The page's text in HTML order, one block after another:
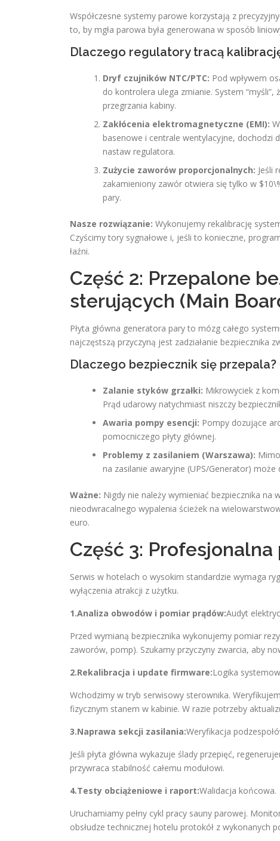
Współczesne systemy parowe korzystają z
to, by mgła parowa była generowana w sposób
Dlaczego regulatory tracą
Dryf czujników NTC/PTC: Pod wpływem
do kontrolera ulega zmianie. System
przegrzania kabiny.
Zakłócenia elektromagnetyczne (EMI):
basenowe i centrale wentylacyjne, dochodzi
nastaw regulatora.
Zużycie zaworów proporcjonalnych: Jeśli
zakamieniony zawór otwiera się tylko w
pary.
Nasze rozwiązanie: Wykonujemy rekalibrację
Czyścimy tory sygnałowe i, jeśli to konieczne,
łaźni.
Część 2: Przepalone
sterujących (Main
Płyta główna generatora pary to mózg całego
najczęstszą przyczyną jest zadziałanie bezpiecznika
Dlaczego bezpiecznik się przepala?
Zalanie styków grzałki: Mikrowyciek z
Prąd udarowy natychmiast niszczy
Awaria pompy esencji: Pompy dozujące
pomocniczego płyty głównej.
Problemy z zasilaniem (Warszawa):
na zasilanie awaryjne (UPS/Generator)
Ważne: Nigdy nie należy wymieniać bezpiecznika
nieodwracalnego wypalenia ścieżek na
euro.
Część 3:
Serwis w hotelach o wysokim standardzie wymaga
wyłączenia atrakcji z użytku.
1.Analiza obwodów i pomiar prądów:Audyt
Przed wymianą bezpiecznika wykonujemy pomiar
zaworów, pomp). Szukamy przyczyny zwarcia, aby
2.Rekalibracja i update firmware:Logika
Wchodzimy w tryb serwisowy sterownika.
fizycznym stanem w kabinie. W razie potrzeby
3.Naprawa sekcji zasilania:Weryfikacja
Jeśli płyta główna wykazuje ślady przepięć,
przywraca stabilność całemu modułowi.
4.Testy obciążeniowe i raport:Walidacja końcowa.
Uruchamiamy pełny cykl pracy sauny parowej.
obsłudze technicznej hotelu protokół z wykonanych